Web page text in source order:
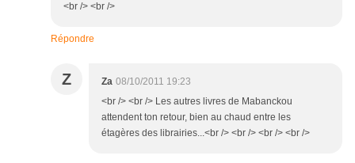
<br /> <br />
Répondre
Z Za 08/10/2011 19:23
<br /> <br /> Les autres livres de Mabanckou
attendent ton retour, bien au chaud entre les
étagères des librairies...<br /> <br /> <br /> <br />